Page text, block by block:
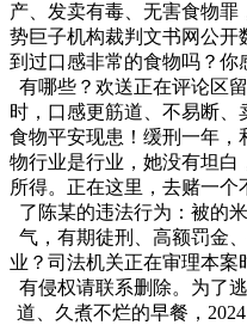
产、发卖有毒、无害食物
势巨子机构裁判文书网公
到过口感非常的食物吗？
有哪些？欢送正在评论区
时，口感更筋道、不易断
食物平安现患！缓刑一年，
物行业是行业，她没有坦
所得。正在这里，去赌一
了陈某的违法行为：被的
气，有期徒刑、高额罚金
业？司法机关正在审理本
有侵权请联系删除。为了
道、久煮不烂的早餐，